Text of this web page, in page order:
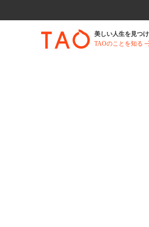
美しい人生を見つ
TAOのことを知る